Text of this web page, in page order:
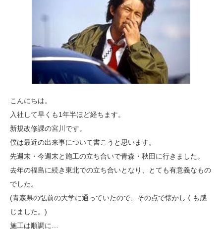
こんにちは。
入社して早くも1年半ほど経ちます。
新規改修課の宮川です。
僕は最近の出来事について書こうと思います。
先週末・今週末と施工の立ち合いで青森・秋田に行きました。
去年の福島に続き東北での立ち合いとなり、とても有意義なもの
でした。
(青森県の弘前の大学に通っていたので、その点で懐かしくも感
じました。)
施工は順調に…